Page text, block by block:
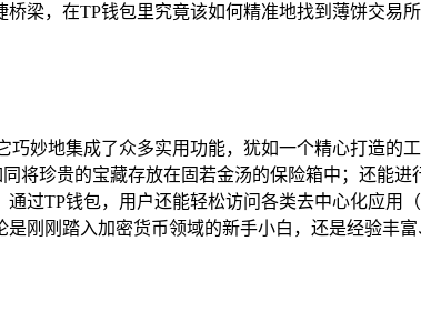
梁，在TP钱包里究竟该如何精准地找到薄饼交易
妙地集成了众多实用功能，犹如一个精心打造的
将珍贵的宝藏存放在固若金汤的保险箱中；还能
过TP钱包，用户还能轻松访问各类去中心化应用
刚刚踏入加密货币领域的新手小白，还是经验丰